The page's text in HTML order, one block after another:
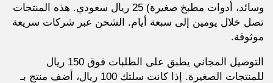
وسائد، أدوات مطبخ صغيرة) 25 ريال سعودي. هذه المنتجات
تصل خلال يومين إلى سبعة أيام. الشحن عبر شركات سريعة
موثوقة.
التوصيل المجاني يطبق على الطلبات فوق 150 ريال
للمنتجات الصغيرة. إذا كانت سلتك 100 ريال، أضف منتج بـ